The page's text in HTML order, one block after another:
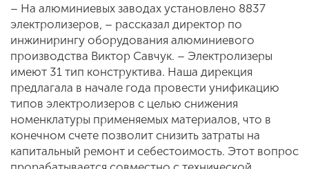
– На алюминиевых заводах установлено 8837
электролизеров, – рассказал директор по
инжинирингу оборудования алюминиевого
производства Виктор Савчук. – Электролизеры
имеют 31 тип конструктива. Наша дирекция
предлагала в начале года провести унификацию
типов электролизеров с целью снижения
номенклатуры применяемых материалов, что в
конечном счете позволит снизить затраты на
капитальный ремонт и себестоимость. Этот вопрос